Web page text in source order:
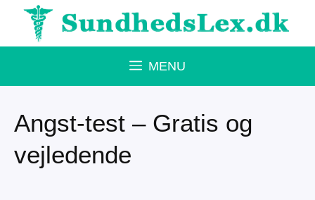
Hop
MENU
Angst-test – Gratis og
vejledende